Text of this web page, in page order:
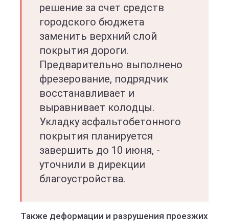
решение за счет средств
городского бюджета
заменить верхний слой
покрытия дороги.
Предварительно выполнено
фрезерование, подрядчик
восстанавливает и
выравнивает колодцы.
Укладку асфальтобетонного
покрытия планируется
завершить до 10 июня, -
уточнили в дирекции
благоустройства.
Также деформации и разрушения проезжих